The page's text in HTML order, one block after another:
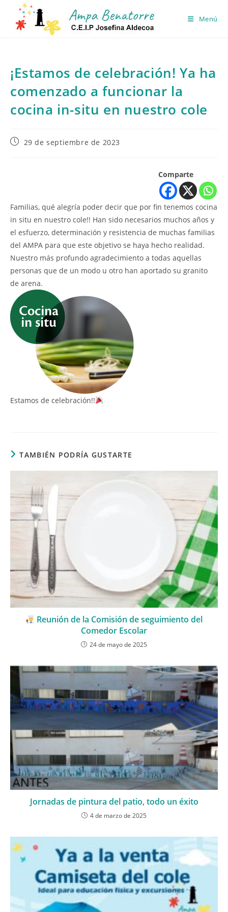
contenido
Menú
¡Estamos de celebración! Ya ha
comenzado a funcionar la
cocina in-situ en nuestro cole
Publicación
29 de septiembre de 2023
Comparte
Familias, qué alegría poder decir que por fin tenemos cocina
in situ en nuestro cole!! Han sido necesarios muchos años y
el esfuerzo, determinación y resistencia de muchas familias
del AMPA para que este objetivo se haya hecho realidad.
Nuestro más profundo agradecimiento a todas aquellas
personas que de un modo u otro han aportado su granito
de arena.
Estamos de celebración!!
TAMBIÉN PODRÍA GUSTARTE
Reunión de la Comisión de seguimiento del
Comedor Escolar
24 de mayo de 2025
Jornadas de pintura del patio, todo un éxito
4 de marzo de 2025